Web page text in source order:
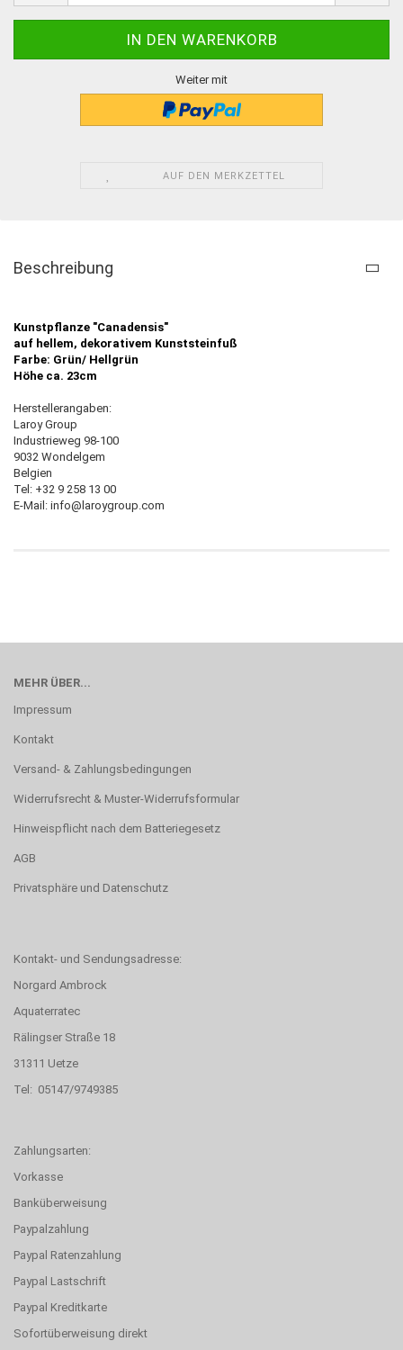
Weiter mit
AUF DEN MERKZETTEL
Beschreibung
Kunstpflanze "Canadensis"
auf hellem, dekorativem Kunststeinfuß
Farbe: Grün/ Hellgrün
Höhe ca. 23cm
Herstellerangaben:
Laroy Group
Industrieweg 98-100
9032 Wondelgem
Belgien
Tel: +32 9 258 13 00
E-Mail: info@laroygroup.com
MEHR ÜBER...
Impressum
Kontakt
Versand- & Zahlungsbedingungen
Widerrufsrecht & Muster-Widerrufsformular
Hinweispflicht nach dem Batteriegesetz
AGB
Privatsphäre und Datenschutz
Kontakt- und Sendungsadresse:
Norgard Ambrock
Aquaterratec
Rälingser Straße 18
31311 Uetze
Tel: 05147/9749385
Zahlungsarten:
Vorkasse
Banküberweisung
Paypalzahlung
Paypal Ratenzahlung
Paypal Lastschrift
Paypal Kreditkarte
Sofortüberweisung direkt